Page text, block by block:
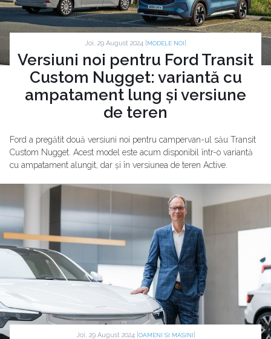
Joi, 29 August 2024 | MODELE NOI
Versiuni noi pentru Ford Transit
Custom Nugget: variantă cu
ampatament lung și versiune
de teren
Ford a pregătit două versiuni noi pentru campervan-ul său Transit
Custom Nugget. Acest model este acum disponibil într-o variantă
cu ampatament alungit, dar și în versiunea de teren Active.
Joi, 29 August 2024 | OAMENI SI MASINI